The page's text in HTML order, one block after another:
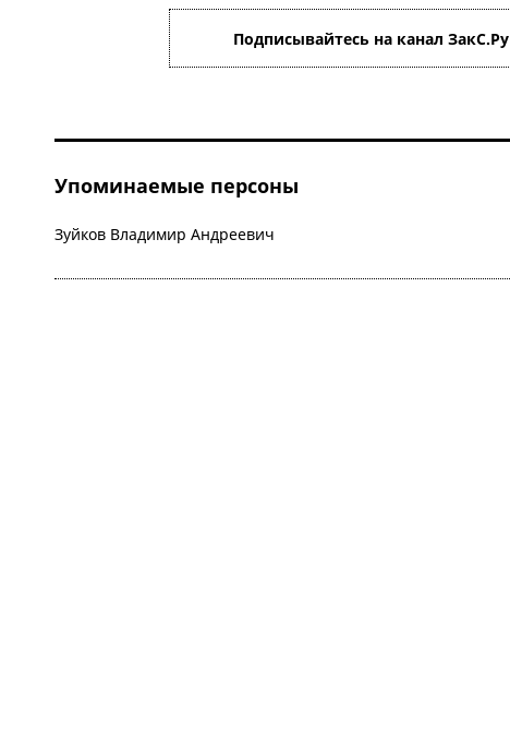
Подписывайтесь на канал ЗакС.Ру
Упоминаемые персоны
Зуйков Владимир Андреевич